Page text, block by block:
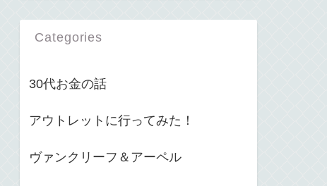
Categories
30代お金の話
アウトレットに行ってみた！
ヴァンクリーフ＆アーペル